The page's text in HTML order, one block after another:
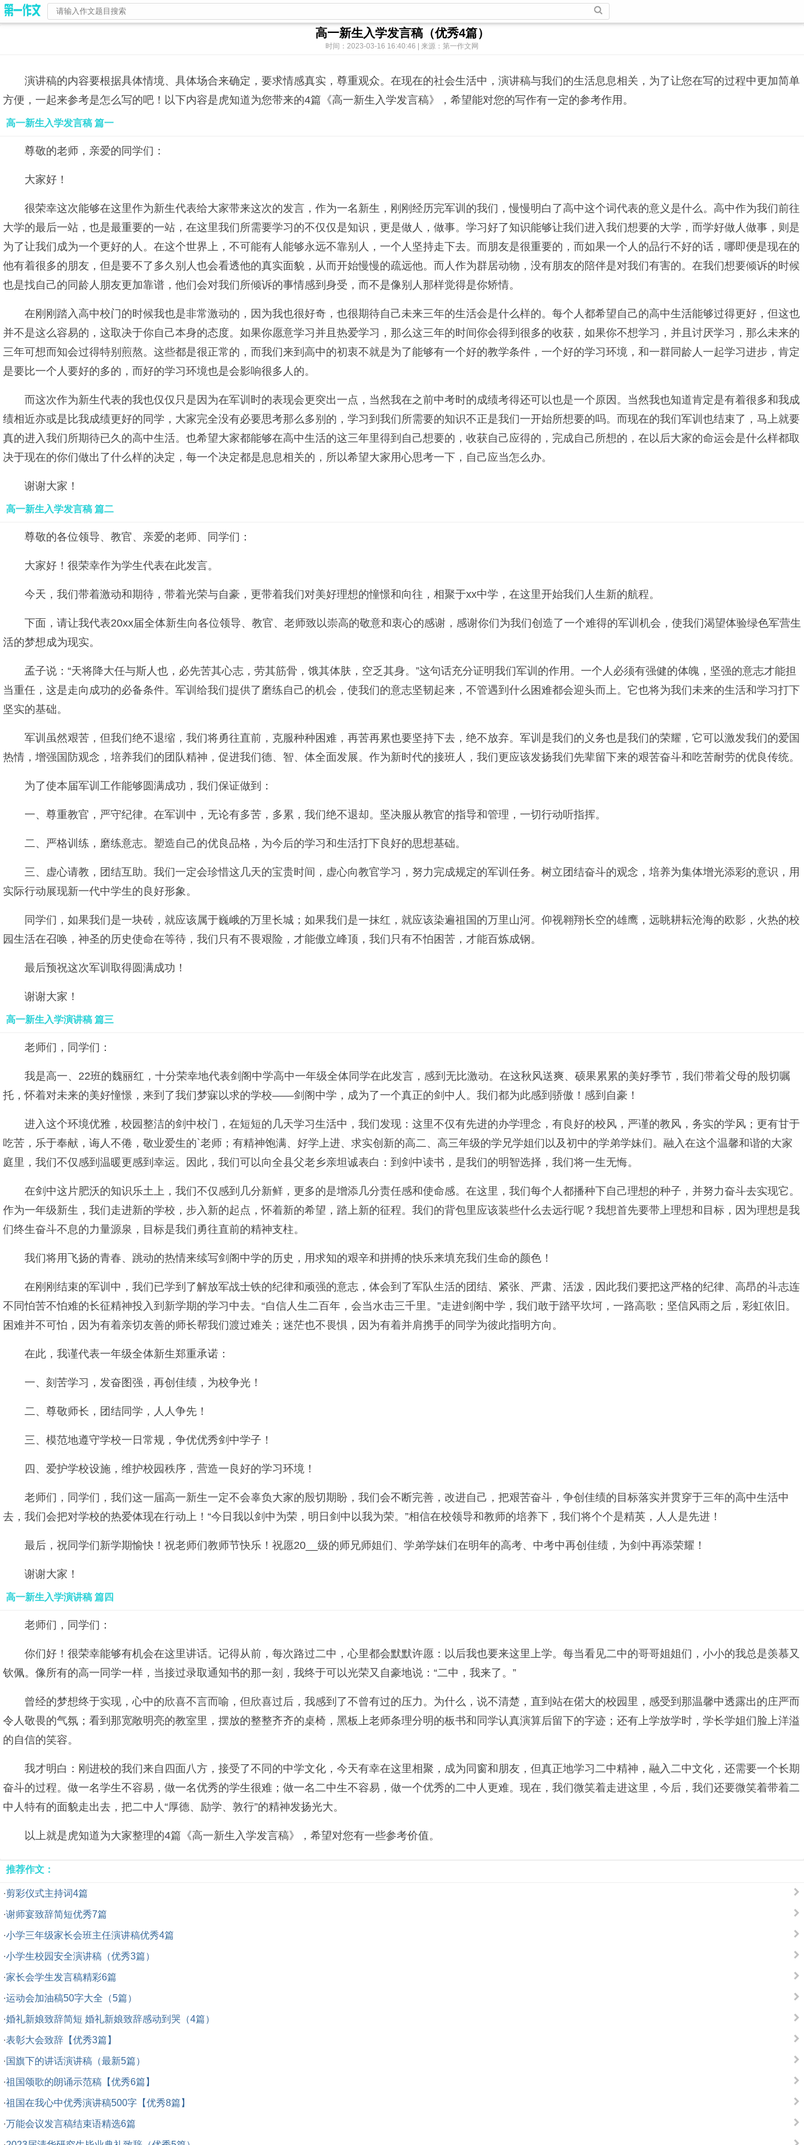
高一新生入学发言稿（优秀4篇）
时间：2023-03-16 16:40:46 | 来源：第一作文网
演讲稿的内容要根据具体情境、具体场合来确定，要求情感真实，尊重观众。在现在的社会生活中，演讲稿与我们的生活息息相关，为了让您在写的过程中更加简单
方便，一起来参考是怎么写的吧！以下内容是虎知道为您带来的4篇《高一新生入学发言稿》，希望能对您的写作有一定的参考作用。
高一新生入学发言稿 篇一
尊敬的老师，亲爱的同学们：
大家好！
很荣幸这次能够在这里作为新生代表给大家带来这次的发言，作为一名新生，刚刚经历完军训的我们，慢慢明白了高中这个词代表的意义是什么。高中作为我们前往
大学的最后一站，也是最重要的一站，在这里我们所需要学习的不仅仅是知识，更是做人，做事。学习好了知识能够让我们进入我们想要的大学，而学好做人做事，则是
为了让我们成为一个更好的人。在这个世界上，不可能有人能够永远不靠别人，一个人坚持走下去。而朋友是很重要的，而如果一个人的品行不好的话，哪即便是现在的
他有着很多的朋友，但是要不了多久别人也会看透他的真实面貌，从而开始慢慢的疏远他。而人作为群居动物，没有朋友的陪伴是对我们有害的。在我们想要倾诉的时候
也是找自己的同龄人朋友更加靠谱，他们会对我们所倾诉的事情感到身受，而不是像别人那样觉得是你矫情。
在刚刚踏入高中校门的时候我也是非常激动的，因为我也很好奇，也很期待自己未来三年的生活会是什么样的。每个人都希望自己的高中生活能够过得更好，但这也
并不是这么容易的，这取决于你自己本身的态度。如果你愿意学习并且热爱学习，那么这三年的时间你会得到很多的收获，如果你不想学习，并且讨厌学习，那么未来的
三年可想而知会过得特别煎熬。这些都是很正常的，而我们来到高中的初衷不就是为了能够有一个好的教学条件，一个好的学习环境，和一群同龄人一起学习进步，肯定
是要比一个人要好的多的，而好的学习环境也是会影响很多人的。
而这次作为新生代表的我也仅仅只是因为在军训时的表现会更突出一点，当然我在之前中考时的成绩考得还可以也是一个原因。当然我也知道肯定是有着很多和我成
绩相近亦或是比我成绩更好的同学，大家完全没有必要思考那么多别的，学习到我们所需要的知识不正是我们一开始所想要的吗。而现在的我们军训也结束了，马上就要
真的进入我们所期待已久的高中生活。也希望大家都能够在高中生活的这三年里得到自己想要的，收获自己应得的，完成自己所想的，在以后大家的命运会是什么样都取
决于现在的你们做出了什么样的决定，每一个决定都是息息相关的，所以希望大家用心思考一下，自己应当怎么办。
谢谢大家！
高一新生入学发言稿 篇二
尊敬的各位领导、教官、亲爱的老师、同学们：
大家好！很荣幸作为学生代表在此发言。
今天，我们带着激动和期待，带着光荣与自豪，更带着我们对美好理想的憧憬和向往，相聚于xx中学，在这里开始我们人生新的航程。
下面，请让我代表20xx届全体新生向各位领导、教官、老师致以崇高的敬意和衷心的感谢，感谢你们为我们创造了一个难得的军训机会，使我们渴望体验绿色军营生
活的梦想成为现实。
孟子说：“天将降大任与斯人也，必先苦其心志，劳其筋骨，饿其体肤，空乏其身。”这句话充分证明我们军训的作用。一个人必须有强健的体魄，坚强的意志才能担
当重任，这是走向成功的必备条件。军训给我们提供了磨练自己的机会，使我们的意志坚韧起来，不管遇到什么困难都会迎头而上。它也将为我们未来的生活和学习打下
坚实的基础。
军训虽然艰苦，但我们绝不退缩，我们将勇往直前，克服种种困难，再苦再累也要坚持下去，绝不放弃。军训是我们的义务也是我们的荣耀，它可以激发我们的爱国
热情，增强国防观念，培养我们的团队精神，促进我们德、智、体全面发展。作为新时代的接班人，我们更应该发扬我们先辈留下来的艰苦奋斗和吃苦耐劳的优良传统。
为了使本届军训工作能够圆满成功，我们保证做到：
一、尊重教官，严守纪律。在军训中，无论有多苦，多累，我们绝不退却。坚决服从教官的指导和管理，一切行动听指挥。
二、严格训练，磨练意志。塑造自己的优良品格，为今后的学习和生活打下良好的思想基础。
三、虚心请教，团结互助。我们一定会珍惜这几天的宝贵时间，虚心向教官学习，努力完成规定的军训任务。树立团结奋斗的观念，培养为集体增光添彩的意识，用
实际行动展现新一代中学生的良好形象。
同学们，如果我们是一块砖，就应该属于巍峨的万里长城；如果我们是一抹红，就应该染遍祖国的万里山河。仰视翱翔长空的雄鹰，远眺耕耘沧海的欧影，火热的校
园生活在召唤，神圣的历史使命在等待，我们只有不畏艰险，才能傲立峰顶，我们只有不怕困苦，才能百炼成钢。
最后预祝这次军训取得圆满成功！
谢谢大家！
高一新生入学演讲稿 篇三
老师们，同学们：
我是高一、22班的魏丽红，十分荣幸地代表剑阁中学高中一年级全体同学在此发言，感到无比激动。在这秋风送爽、硕果累累的美好季节，我们带着父母的殷切嘱
托，怀着对未来的美好憧憬，来到了我们梦寐以求的学校——剑阁中学，成为了一个真正的剑中人。我们都为此感到骄傲！感到自豪！
进入这个环境优雅，校园整洁的剑中校门，在短短的几天学习生活中，我们发现：这里不仅有先进的办学理念，有良好的校风，严谨的教风，务实的学风；更有甘于
吃苦，乐于奉献，诲人不倦，敬业爱生的`老师；有精神饱满、好学上进、求实创新的高二、高三年级的学兄学姐们以及初中的学弟学妹们。融入在这个温馨和谐的大家
庭里，我们不仅感到温暖更感到幸运。因此，我们可以向全县父老乡亲坦诚表白：到剑中读书，是我们的明智选择，我们将一生无悔。
在剑中这片肥沃的知识乐土上，我们不仅感到几分新鲜，更多的是增添几分责任感和使命感。在这里，我们每个人都播种下自己理想的种子，并努力奋斗去实现它。
作为一年级新生，我们走进新的学校，步入新的起点，怀着新的希望，踏上新的征程。我们的背包里应该装些什么去远行呢？我想首先要带上理想和目标，因为理想是我
们终生奋斗不息的力量源泉，目标是我们勇往直前的精神支柱。
我们将用飞扬的青春、跳动的热情来续写剑阁中学的历史，用求知的艰辛和拼搏的快乐来填充我们生命的颜色！
在刚刚结束的军训中，我们已学到了解放军战士铁的纪律和顽强的意志，体会到了军队生活的团结、紧张、严肃、活泼，因此我们要把这严格的纪律、高昂的斗志连
不同怕苦不怕难的长征精神投入到新学期的学习中去。“自信人生二百年，会当水击三千里。”走进剑阁中学，我们敢于踏平坎坷，一路高歌；坚信风雨之后，彩虹依旧。
困难并不可怕，因为有着亲切友善的师长帮我们渡过难关；迷茫也不畏惧，因为有着并肩携手的同学为彼此指明方向。
在此，我谨代表一年级全体新生郑重承诺：
一、刻苦学习，发奋图强，再创佳绩，为校争光！
二、尊敬师长，团结同学，人人争先！
三、模范地遵守学校一日常规，争优优秀剑中学子！
四、爱护学校设施，维护校园秩序，营造一良好的学习环境！
老师们，同学们，我们这一届高一新生一定不会辜负大家的殷切期盼，我们会不断完善，改进自己，把艰苦奋斗，争创佳绩的目标落实并贯穿于三年的高中生活中
去，我们会把对学校的热爱体现在行动上！“今日我以剑中为荣，明日剑中以我为荣。”相信在校领导和教师的培养下，我们将个个是精英，人人是先进！
最后，祝同学们新学期愉快！祝老师们教师节快乐！祝愿20__级的师兄师姐们、学弟学妹们在明年的高考、中考中再创佳绩，为剑中再添荣耀！
谢谢大家！
高一新生入学演讲稿 篇四
老师们，同学们：
你们好！很荣幸能够有机会在这里讲话。记得从前，每次路过二中，心里都会默默许愿：以后我也要来这里上学。每当看见二中的哥哥姐姐们，小小的我总是羡慕又
钦佩。像所有的高一同学一样，当接过录取通知书的那一刻，我终于可以光荣又自豪地说：“二中，我来了。”
曾经的梦想终于实现，心中的欣喜不言而喻，但欣喜过后，我感到了不曾有过的压力。为什么，说不清楚，直到站在偌大的校园里，感受到那温馨中透露出的庄严而
令人敬畏的气氛；看到那宽敞明亮的教室里，摆放的整整齐齐的桌椅，黑板上老师条理分明的板书和同学认真演算后留下的字迹；还有上学放学时，学长学姐们脸上洋溢
的自信的笑容。
我才明白：刚进校的我们来自四面八方，接受了不同的中学文化，今天有幸在这里相聚，成为同窗和朋友，但真正地学习二中精神，融入二中文化，还需要一个长期
奋斗的过程。做一名学生不容易，做一名优秀的学生很难；做一名二中生不容易，做一个优秀的二中人更难。现在，我们微笑着走进这里，今后，我们还要微笑着带着二
中人特有的面貌走出去，把二中人“厚德、励学、敦行”的精神发扬光大。
以上就是虎知道为大家整理的4篇《高一新生入学发言稿》，希望对您有一些参考价值。
推荐作文：
·剪彩仪式主持词4篇
·谢师宴致辞简短优秀7篇
·小学三年级家长会班主任演讲稿优秀4篇
·小学生校园安全演讲稿（优秀3篇）
·家长会学生发言稿精彩6篇
·运动会加油稿50字大全（5篇）
·婚礼新娘致辞简短 婚礼新娘致辞感动到哭（4篇）
·表彰大会致辞【优秀3篇】
·国旗下的讲话演讲稿（最新5篇）
·祖国颂歌的朗诵示范稿【优秀6篇】
·祖国在我心中优秀演讲稿500字【优秀8篇】
·万能会议发言稿结束语精选6篇